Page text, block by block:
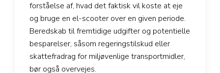
forståelse af, hvad det faktisk vil koste at eje
og bruge en el-scooter over en given periode.
Beredskab til fremtidige udgifter og potentielle
besparelser, såsom regeringstilskud eller
skattefradrag for miljøvenlige transportmidler,
bør også overvejes.